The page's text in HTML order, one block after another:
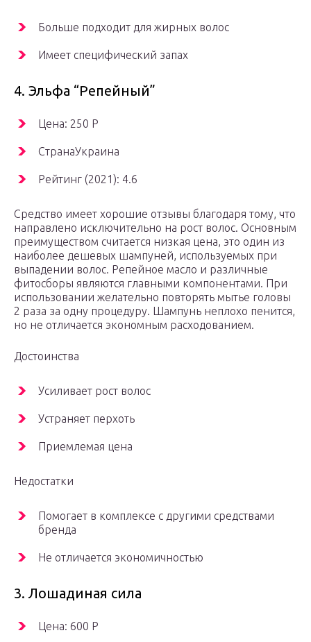
Больше подходит для жирных волос
Имеет специфический запах
4. Эльфа “Репейный”
Цена: 250 Р
СтранаУкраина
Рейтинг (2021): 4.6
Средство имеет хорошие отзывы благодаря тому, что
направлено исключительно на рост волос. Основным
преимуществом считается низкая цена, это один из
наиболее дешевых шампуней, используемых при
выпадении волос. Репейное масло и различные
фитосборы являются главными компонентами. При
использовании желательно повторять мытье головы
2 раза за одну процедуру. Шампунь неплохо пенится,
но не отличается экономным расходованием.
Достоинства
Усиливает рост волос
Устраняет перхоть
Приемлемая цена
Недостатки
Помогает в комплексе с другими средствами
бренда
Не отличается экономичностью
3. Лошадиная сила
Цена: 600 Р